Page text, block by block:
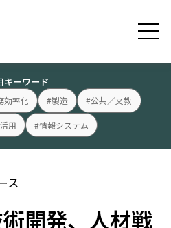
キーワード
効率化 #製造 #公共／文教
用 #情報システム
ス
開発、人材戦